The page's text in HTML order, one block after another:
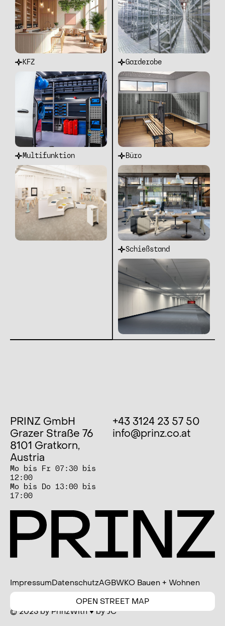
KFZ
Multifunktion
Garderobe
Büro
Schießstand
PRINZ GmbH
Grazer Straße 76
8101 Gratkorn,
Austria
Mo bis Fr 07:30 bis
12:00
Mo bis Do 13:00 bis
17:00
+43 3124 23 57 50
info@prinz.co.at
© 2025 by PrinzWith ♥ by JC
OPEN STREET MAP
ImpressumDatenschutzAGBWKO Bauen + Wohnen